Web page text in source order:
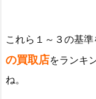
これら１～３の基準
の買取店をランキ
ね。